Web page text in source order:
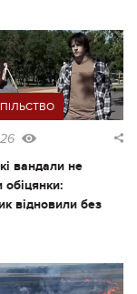
вандали не
обіцянки:
відновили без